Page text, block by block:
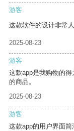
游客
这款软件的设计非常
2025-08-23
游客
这款app是我购物的
的商品。
2025-08-23
游客
这款app的用户界面